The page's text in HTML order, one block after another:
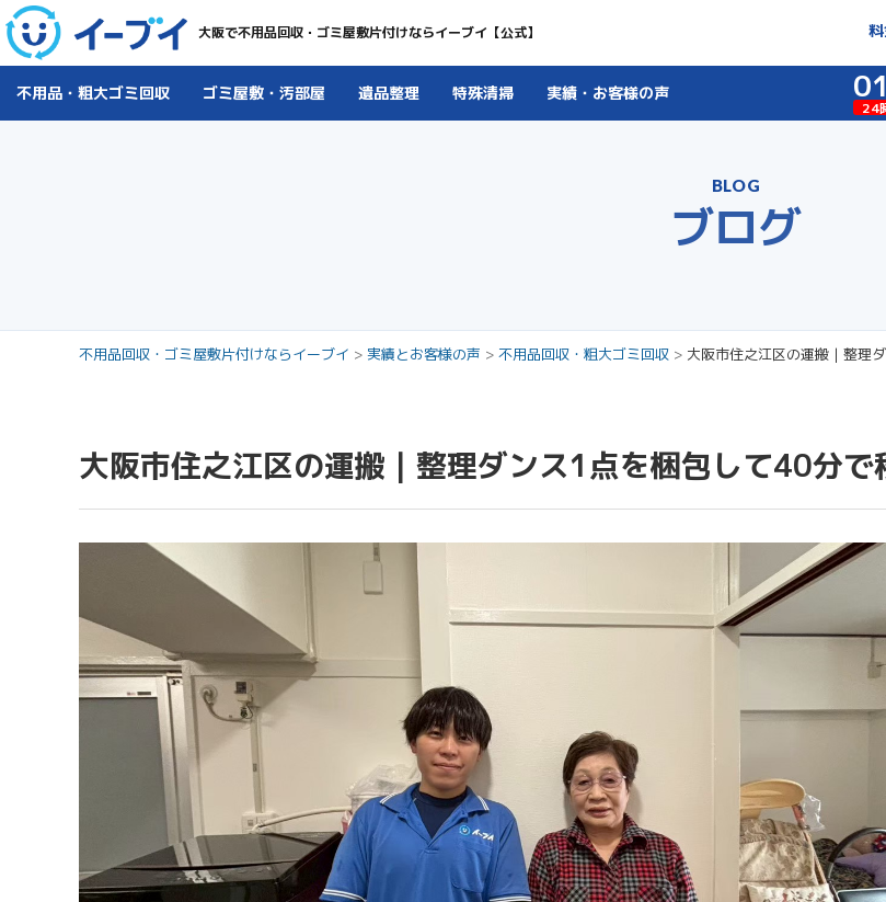
大阪で不用品回収・ゴミ屋敷片付けならイーブイ【公式】
不用品・粗大ゴミ回収 ゴミ屋敷・汚部屋 遺品整理 特殊清掃 実績・お客様の声
24
BLOG
ブログ
不用品回収・ゴミ屋敷片付けならイーブイ > 実績とお客様の声 > 不用品回収・粗大ゴミ回収 > 大阪市住之江区の運搬｜整理
大阪市住之江区の運搬｜整理ダンス1点を梱包して40分で